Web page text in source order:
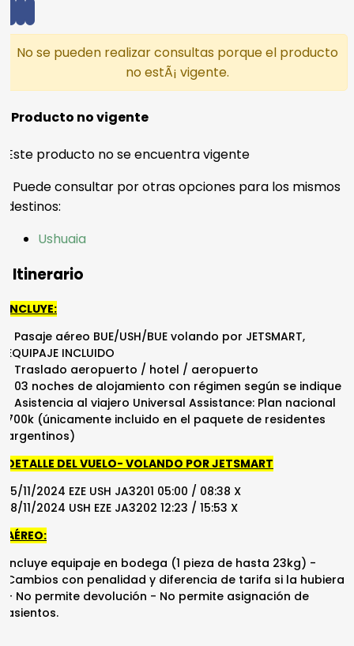
No se pueden realizar consultas porque el producto
no estÃ¡ vigente.
no vigente
producto no se encuentra vigente
consultar por otras opciones para los mismos
Ushuaia
Pasaje aéreo BUE/USH/BUE volando por JETSMART,
INCLUIDO
Traslado aeropuerto / hotel / aeropuerto
03 noches de alojamiento con régimen según se indique
Asistencia al viajero Universal Assistance: Plan nacional
(únicamente incluido en el paquete de residentes
DEL VUELO- VOLANDO POR JETSMART
11/2024 EZE USH JA3201 05:00 / 08:38 X
11/2024 USH EZE JA3202 12:23 / 15:53 X
equipaje en bodega (1 pieza de hasta 23kg) -
con penalidad y diferencia de tarifa si la hubiera
No permite devolución - No permite asignación de